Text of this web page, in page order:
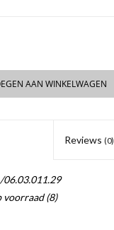
AAN WINKELWAGEN
Reviews (0)
06.03.011.29
voorraad(8)